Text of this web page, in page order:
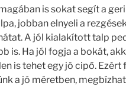
is sokat segít a
jobban elnyeli a
A jól kialakított talp
is. Ha jól fogja a bokát,
is tehet egy jó cipő.
a jó méretben,